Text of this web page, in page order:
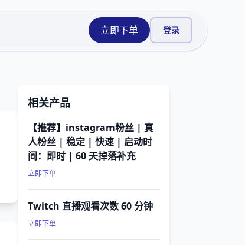
立即下单 登录
相关产品
【推荐】instagram粉丝 | 真
人粉丝 | 稳定 | 快速 | 启动时
间：即时 | 60 天掉落补充
立即下单
Twitch 直播观看次数 60 分钟
立即下单